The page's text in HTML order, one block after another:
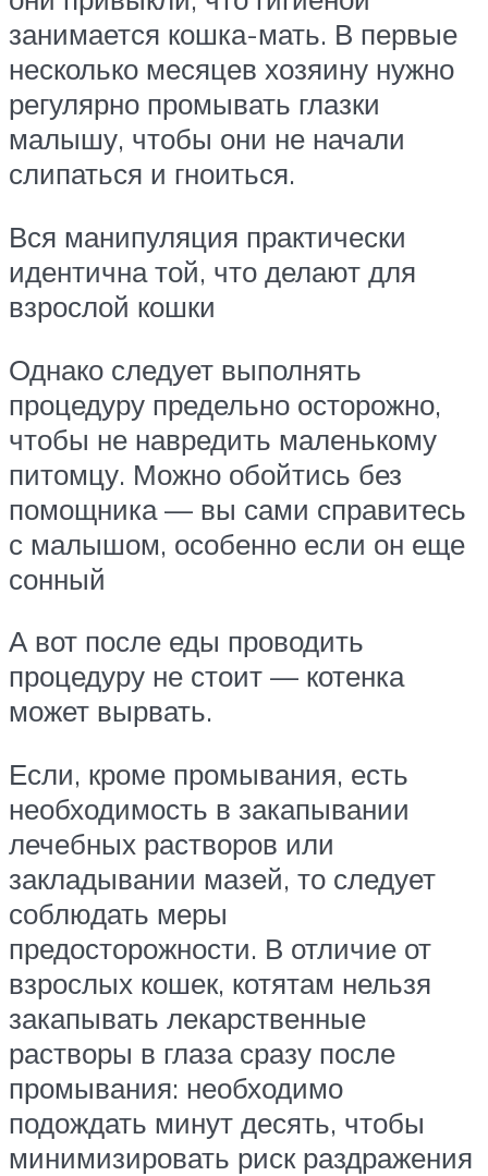
занимается кошка-мать. В первые
несколько месяцев хозяину нужно
регулярно промывать глазки
малышу, чтобы они не начали
слипаться и гноиться.
Вся манипуляция практически
идентична той, что делают для
взрослой кошки
Однако следует выполнять
процедуру предельно осторожно,
чтобы не навредить маленькому
питомцу. Можно обойтись без
помощника — вы сами справитесь
с малышом, особенно если он еще
сонный
А вот после еды проводить
процедуру не стоит — котенка
может вырвать.
Если, кроме промывания, есть
необходимость в закапывании
лечебных растворов или
закладывании мазей, то следует
соблюдать меры
предосторожности. В отличие от
взрослых кошек, котятам нельзя
закапывать лекарственные
растворы в глаза сразу после
промывания: необходимо
подождать минут десять, чтобы
минимизировать риск раздражения